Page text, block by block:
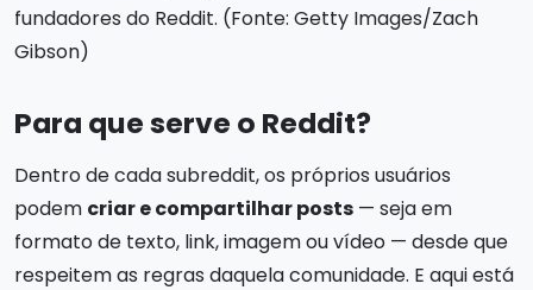
fundadores do Reddit. (Fonte: Getty Images/Zach
Gibson)
Para que serve o Reddit​?
Dentro de cada subreddit, os próprios usuários
podem criar e compartilhar posts — seja em
formato de texto, link, imagem ou vídeo — desde que
respeitem as regras daquela comunidade. E aqui está